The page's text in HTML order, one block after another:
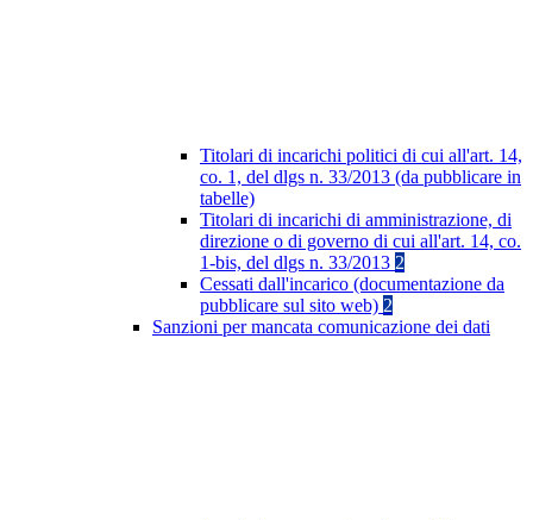
Titolari di incarichi politici di cui all'art. 14,
co. 1, del dlgs n. 33/2013 (da pubblicare in
tabelle)
Titolari di incarichi di amministrazione, di
direzione o di governo di cui all'art. 14, co.
1-bis, del dlgs n. 33/2013 2
Cessati dall'incarico (documentazione da
pubblicare sul sito web) 2
Sanzioni per mancata comunicazione dei dati